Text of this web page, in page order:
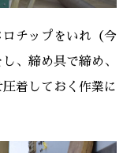
チップをいれ（今
、締め具で締め、
着しておく作業に